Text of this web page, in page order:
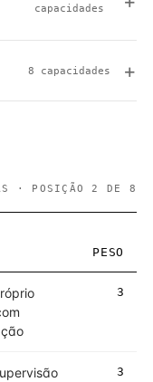
capacidades
8 capacidades
· POSIÇÃO 2 DE 8
PESO
3
3